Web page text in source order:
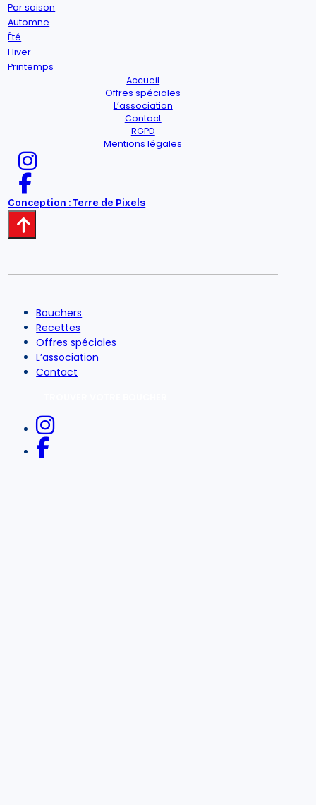
Par saison
Automne
Été
Hiver
Printemps
Accueil
Offres spéciales
L’association
Contact
RGPD
Mentions légales
Conception : Terre de Pixels
Bouchers
Recettes
Offres spéciales
L’association
Contact